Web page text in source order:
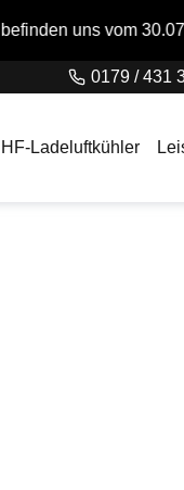
bis zum
0179 / 431
HF-Ladeluftkühler